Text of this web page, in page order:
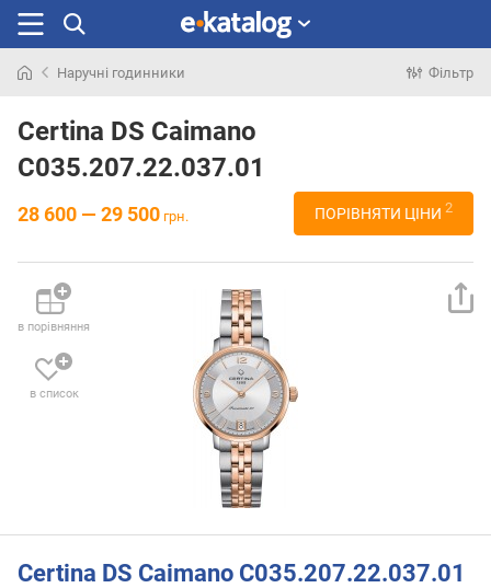
раніше
Наручні годинники Фільтр
Certina DS Caimano
C035.207.22.037.01
28 600 — 29 500 грн. ПОРІВНЯТИ ЦІНИ 2
в порівняння
в список
Certina DS Caimano C035.207.22.037.01